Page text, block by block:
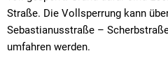
Straße. Die Vollsperrung kann
Sebastianusstraße –
umfahren werden.